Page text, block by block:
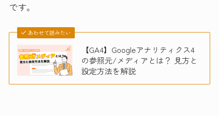
です。
あわせて読みたい
【GA4】Googleアナリティクス4
の参照元/メディアとは？ 見方と
設定方法を解説